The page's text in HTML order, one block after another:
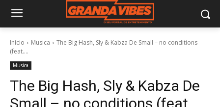
Início Musica
The Big Hash, Sly & Kabza De Small – no conditions
(feat....
Musica
The Big Hash, Sly & Kabza De
Small – no conditions (feat.